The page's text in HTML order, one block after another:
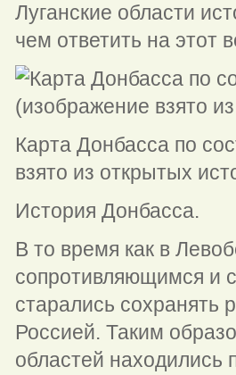
Луганские области
чем ответить на этот
Карта Донбасса по
взято из открытых
История Донбасса.
В то время как в
сопротивляющимся и
старались сохранять
Россией. Таким
областей находились